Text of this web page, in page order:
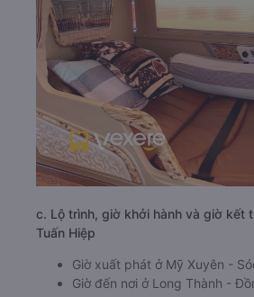
c. Lộ trình, giờ khởi hành và giờ kết
Tuấn Hiệp
Giờ xuất phát ở Mỹ Xuyên -
Giờ đến nơi ở Long Thành -